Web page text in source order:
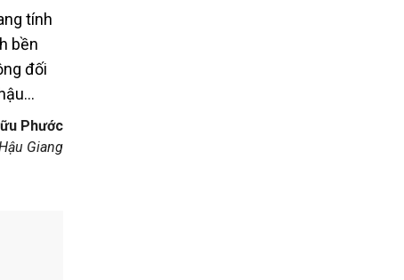
tính
bền
đối
Phước
Giang